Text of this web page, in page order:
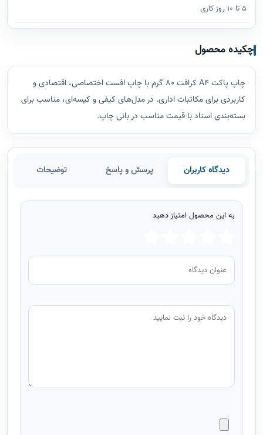
5 تا 10 روز کاری
چکیده محصول
چاپ پاکت A4 کرافت 80 گرم با چاپ افست اختصاصی، اقتصادی و
کاربردی برای مکاتبات اداری. در مدل‌های کیفی و کیسه‌ای، مناسب برای
بسته‌بندی اسناد با قیمت مناسب در بانی چاپ.
دیدگاه کاربران پرسش و پاسخ توضیحات
به این محصول امتیاز دهید